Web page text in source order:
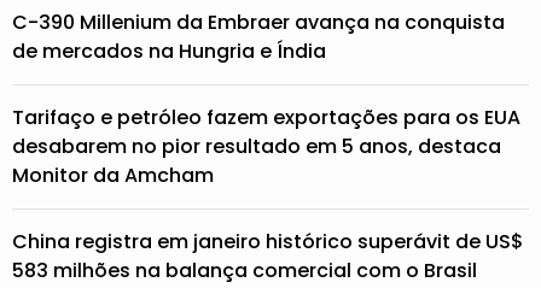
C-390 Millenium da Embraer avança na conquista
de mercados na Hungria e Índia
Tarifaço e petróleo fazem exportações para os EUA
desabarem no pior resultado em 5 anos, destaca
Monitor da Amcham
China registra em janeiro histórico superávit de US$
583 milhões na balança comercial com o Brasil